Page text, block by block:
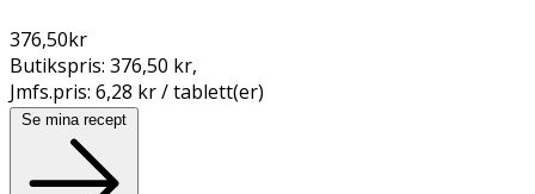
376,50kr
Butikspris: 376,50 kr,
Jmfs.pris: 6,28 kr / tablett(er)
Se mina recept